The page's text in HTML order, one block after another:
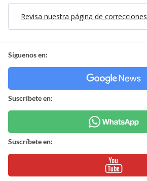
Revisa nuestra página de correcciones
Síguenos en:
Suscríbete en:
Suscríbete en: